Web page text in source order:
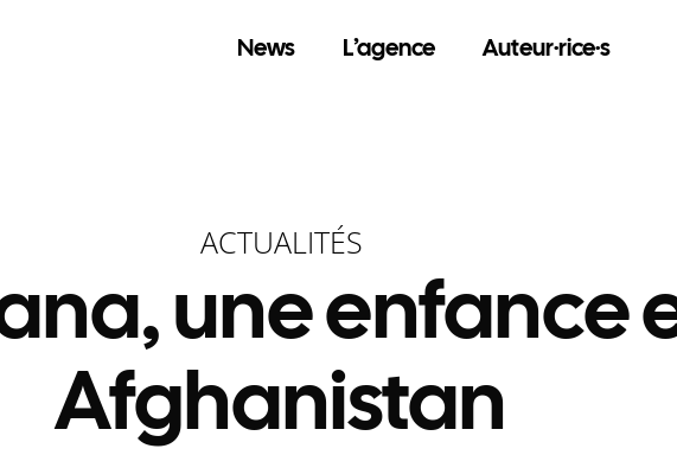
News L’agence Auteur·rice·s
ACTUALITÉS
une enfance
Afghanistan